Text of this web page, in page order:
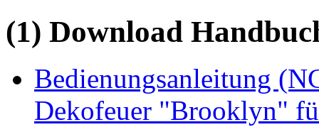
(1) Download
Bedienungsanleitung
Dekofeuer "Brooklyn"